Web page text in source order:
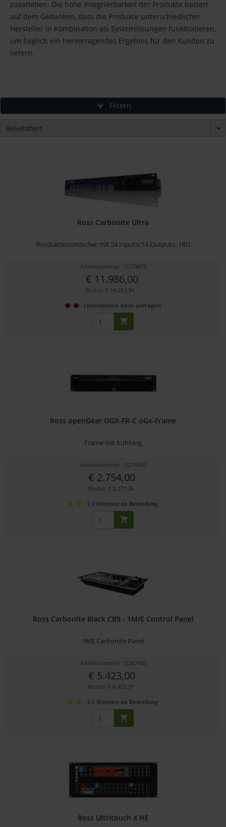
zusammen. Die hohe Integrierbarkeit der Produkte basiert
auf dem Gedanken, dass die Produkte unterschiedlicher
Hersteller in Kombination als Systemlösungen funktionieren,
um folglich ein hervorragendes Ergebnis für den Kunden zu
liefern.
Filtern
Ross Carbonite Ultra
Produktionsmischer mit 24 Inputs/14 Outputs, 1RU
Artikelnummer: 12278678
€ 11.986,00
Brutto: € 14.263,34
Liefertermin bitte anfragen
Ross openGear OGX-FR-C oGx-Frame
Frame mit Kühlung
Artikelnummer: 12276682
€ 2.754,00
Brutto: € 3.277,26
1-2 Wochen ab Bestellung
Ross Carbonite Black CB9 - 1M/E Control Panel
1ME Carbonite Panel
Artikelnummer: 12267485
€ 5.423,00
Brutto: € 6.453,37
1-2 Wochen ab Bestellung
Ross Ultritouch 4 HE